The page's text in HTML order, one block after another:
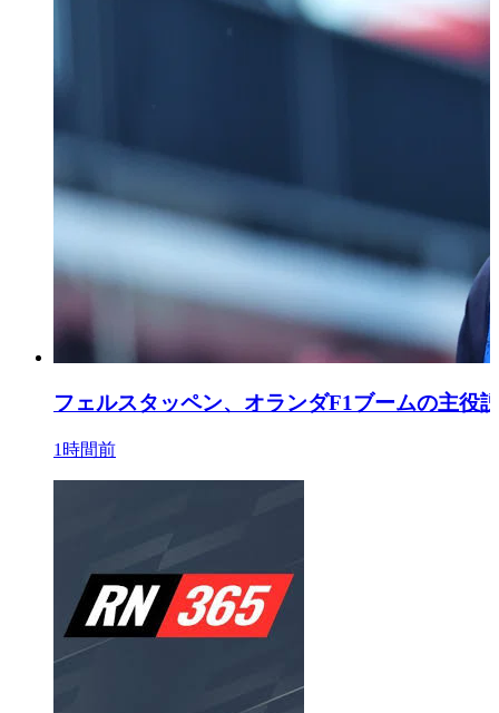
フェルスタッペン、オランダF1ブームの主役
1時間前